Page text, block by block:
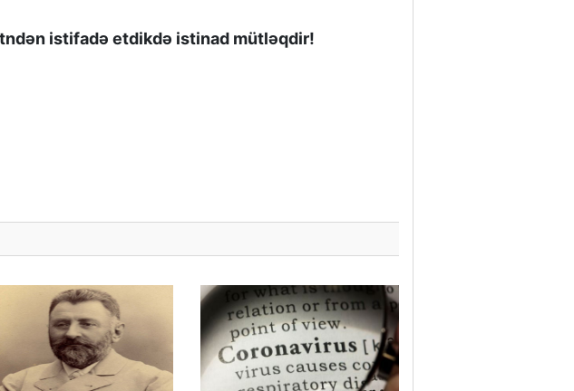
istifadə etdikdə istinad mütləqdir!